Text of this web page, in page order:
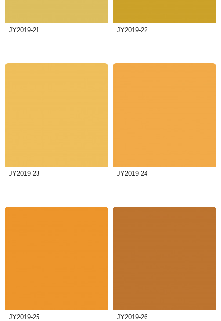
JY2019-21 JY2019-22
JY2019-23 JY2019-24
JY2019-25 JY2019-26